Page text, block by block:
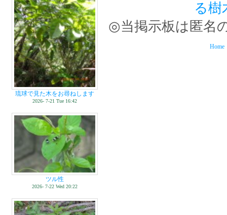
琉球で見た木をお尋ねします
2026- 7-21 Tue 16:42
ツル性
2026- 7-22 Wed 20:22
る樹
◎当掲示板は匿名
Home